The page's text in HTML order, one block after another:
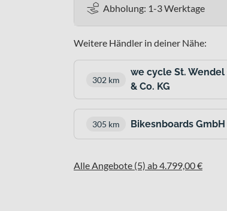
Abholung: 1-3 Werktage
Weitere Händler in deiner Nähe:
302 km
we cycle St. Wendel
& Co. KG
305 km Bikesnboards GmbH
Alle Angebote (5) ab 4.799,00 €